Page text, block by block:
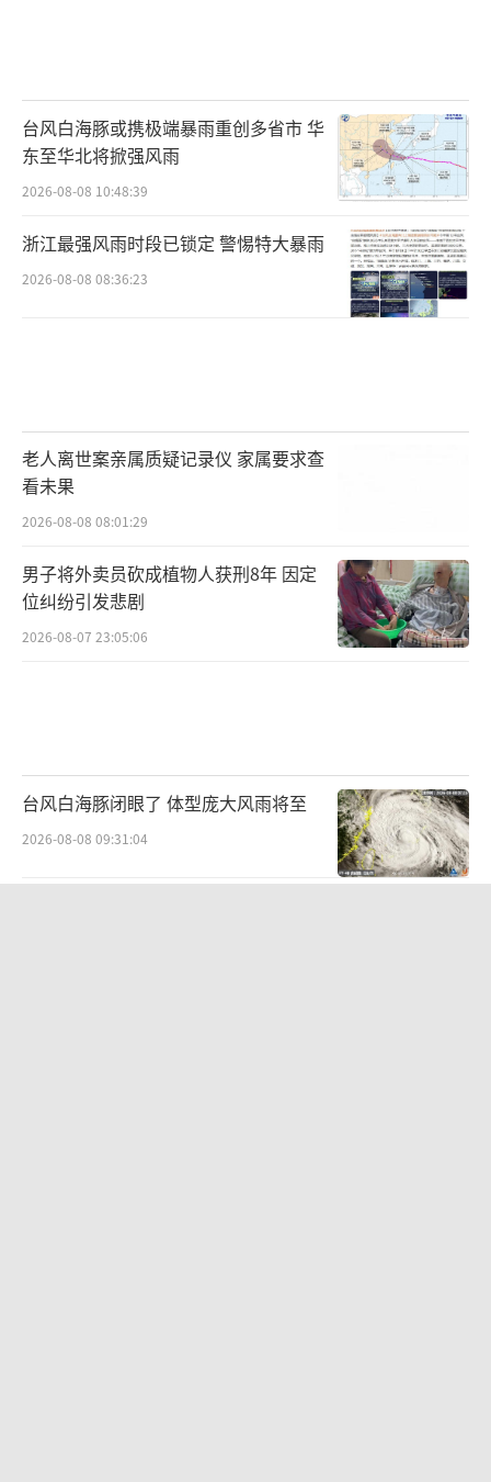
台风白海豚或携极端暴雨重创多省市 华
东至华北将掀强风雨
2026-08-08 10:48:39
浙江最强风雨时段已锁定 警惕特大暴雨
2026-08-08 08:36:23
老人离世案亲属质疑记录仪 家属要求查
看未果
2026-08-08 08:01:29
男子将外卖员砍成植物人获刑8年 因定
位纠纷引发悲剧
2026-08-07 23:05:06
台风白海豚闭眼了 体型庞大风雨将至
2026-08-08 09:31:04